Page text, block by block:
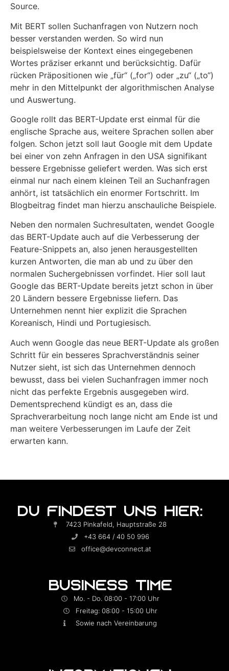
Source.
Mit BERT sollen Suchanfragen von Nutzern noch
besser verstanden werden. So wird nun
beispielsweise der Kontext eines eingegebenen
Wortes präziser erkannt und berücksichtig. Dafür
rücken Präpositionen wie „für“ („for“) oder „zu“ („to“)
mehr in den Mittelpunkt der algorithmischen Analyse
und Auswertung.
Google rollt das BERT-Update erst einmal für die
englische Sprache aus, weitere Sprachen sollen aber
folgen. Schon jetzt soll laut Google mit dem Update
bei einer von zehn Anfragen in den USA signifikant
bessere Ergebnisse geliefert werden. Was sich erst
einmal nur nach einem kleinen Teil an Suchanfragen
anhört, ist tatsächlich ein enormer Fortschritt. Im
Blogbeitrag findet man hierzu anschauliche Beispiele.
Neben den normalen Suchresultaten, wendet Google
das BERT-Update auch auf die Verbesserung der
Feature-Snippets an, also jenen herausgestellten
kurzen Antworten, die man ab und zu über den
normalen Suchergebnissen vorfindet. Hier soll laut
Google das BERT-Update bereits jetzt schon in über
20 Ländern bessere Ergebnisse liefern. Das
Unternehmen nennt hier explizit die Sprachen
Koreanisch, Hindi und Portugiesisch.
Auch wenn Google das neue BERT-Update als großen
Schritt für ein besseres Sprachverständnis seiner
Nutzer sieht, ist sich das Unternehmen dennoch
bewusst, dass bei vielen Suchanfragen immer noch
nicht das perfekte Ergebnis ausgegeben wird.
Dementsprechend kündigt es an, dass die
Sprachverarbeitung noch lange nicht am Ende ist und
man weitere Verbesserungen im Laufe der Zeit
erwarten kann.
DU FINDEST UNS HIER:
7423 Pinkafeld, Hauptstraße 28
+43 664 / 40 50 996
office@devconnect.at
BUSINESS TIME
Mo. - Do. 08:00 - 17:00 Uhr
Freitag: 08:00 - 15:00 Uhr
Sowie nach Vereinbarung